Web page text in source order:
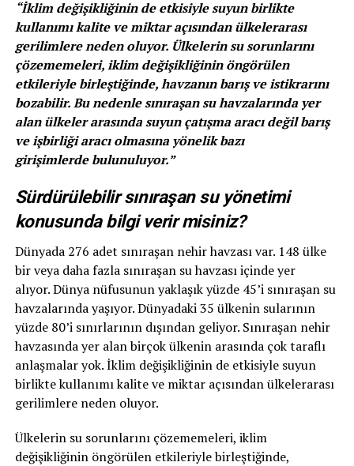
“İklim değişikliğinin de etkisiyle suyun birlikte
kullanımı kalite ve miktar açısından ülkelerarası
gerilimlere neden oluyor. Ülkelerinsu sorunlarını
çözememeleri, iklim değişikliğinin öngörülen
etkileriyle birleştiğinde, havzanın barış ve istikrarını
bozabilir. Bu nedenle sınıraşan su havzalarında yer
alan ülkeler arasında suyun çatışma aracı değil barış
ve işbirliği aracı olmasına yönelik bazı
girişimlerdebulunuluyor.”
Sürdürülebilir sınıraşan su yönetimi
konusunda bilgi verir misiniz?
Dünyada 276 adet sınıraşan nehir havzası var. 148 ülke
bir veya daha fazla sınıraşan su havzası içinde yer
alıyor. Dünya nüfusunun yaklaşık yüzde 45’i sınıraşan su
havzalarında yaşıyor. Dünyadaki 35 ülkenin sularının
yüzde 80’i sınırlarının dışından geliyor. Sınıraşan nehir
havzasında yer alan birçok ülkenin arasında çok taraflı
anlaşmalar yok. İklim değişikliğinin de etkisiyle suyun
birlikte kullanımı kalite ve miktar açısından ülkelerarası
gerilimlere neden oluyor.
Ülkelerin su sorunlarını çözememeleri, iklim
değişikliğinin öngörülen etkileriyle birleştiğinde,